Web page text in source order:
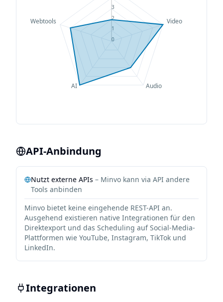
Video
Audio
AI
Webtools
0
1
2
3
API-Anbindung
Nutzt externe APIs – Minvokann via API andere
Tools anbinden
Minvo bietet keine eingehende REST-API an.
Ausgehend existieren native Integrationen für den
Direktexport und das Scheduling auf Social-Media-
Plattformen wie YouTube, Instagram, TikTok und
LinkedIn.
Integrationen